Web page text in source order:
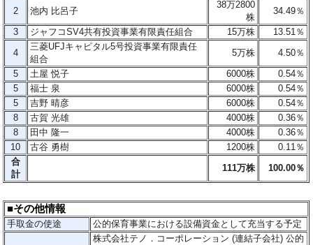
2
池内 比呂子
38万2800
株
34.49％
3
ジャフコSV4共有投資事業有限責任組合 15万株
13.51％
4
三菱UFJキャピタル5号投資事業有限責任
組合
5万株
4.50％
5
土屋 悦子 6000株 0.54％
5
福士 泉 6000株
0.54％
5
吉野 晴彦 6000株
0.54％
8
古賀 光雄 4000株
0.36％
8
田中 隆一 4000株
0.36％
10
古谷 勇樹 1200株
0.11％
合
計
111万株 100.00％
■その他情報
手取金の使途 公的保育事業における設備資金として充当する予定
株式会社テノ．コーポレーション (連結子会社) 公的